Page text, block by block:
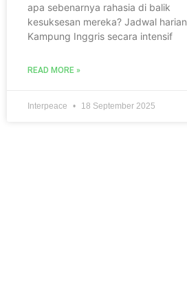
apa sebenarnya rahasia di balik
kesuksesan mereka? Jadwal harian
Kampung Inggris secara intensif
READ MORE »
Interpeace 18 September 2025